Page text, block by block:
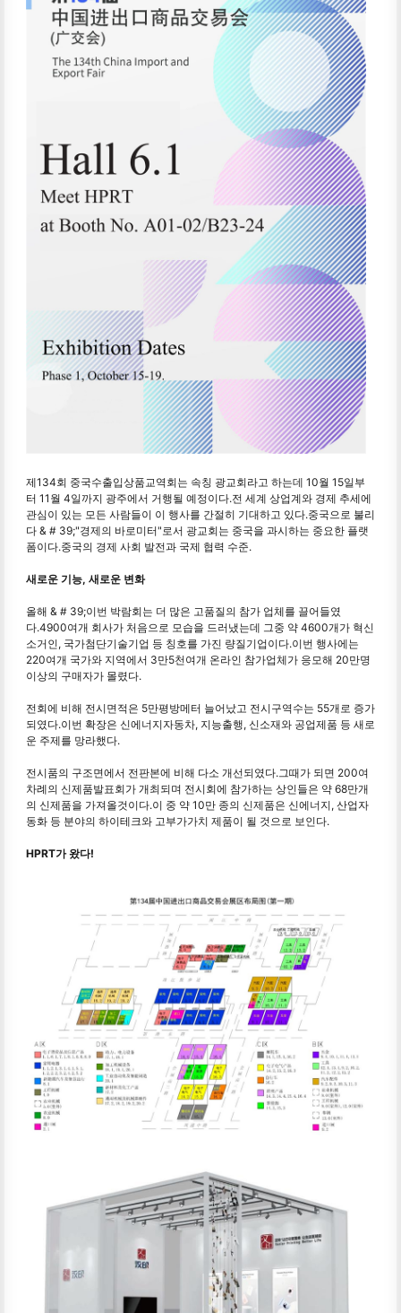
제134회 중국수출입상품교역회는 속칭 광교회라고 하는데 10월 15일부
터 11월 4일까지 광주에서 거행될 예정이다.전 세계 상업계와 경제 추세에
관심이 있는 모든 사람들이 이 행사를 간절히 기대하고 있다.중국으로 불리
다 & # 39;"경제의 바로미터"로서 광교회는 중국을 과시하는 중요한 플랫
폼이다.중국의 경제 사회 발전과 국제 협력 수준.
새로운 기능, 새로운 변화
올해 & # 39;이번 박람회는 더 많은 고품질의 참가 업체를 끌어들였
다.4900여개 회사가 처음으로 모습을 드러냈는데 그중 약 4600개가 혁신
소거인, 국가첨단기술기업 등 칭호를 가진 량질기업이다.이번 행사에는
220여개 국가와 지역에서 3만5천여개 온라인 참가업체가 응모해 20만명
이상의 구매자가 몰렸다.
전회에 비해 전시면적은 5만평방메터 늘어났고 전시구역수는 55개로 증가
되였다.이번 확장은 신에너지자동차, 지능출행, 신소재와 공업제품 등 새로
운 주제를 망라했다.
전시품의 구조면에서 전판본에 비해 다소 개선되였다.그때가 되면 200여
차례의 신제품발표회가 개최되며 전시회에 참가하는 상인들은 약 68만개
의 신제품을 가져올것이다.이 중 약 10만 종의 신제품은 신에너지, 산업자
동화 등 분야의 하이테크와 고부가가치 제품이 될 것으로 보인다.
HPRT가 왔다!